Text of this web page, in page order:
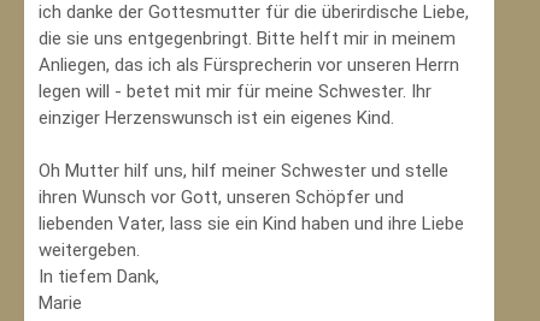
ich danke der Gottesmutter für die überirdische Liebe,
die sie uns entgegenbringt. Bitte helft mir in meinem
Anliegen, das ich als Fürsprecherin vor unseren Herrn
legen will - betet mit mir für meine Schwester. Ihr
einziger Herzenswunsch ist ein eigenes Kind.
Oh Mutter hilf uns, hilf meiner Schwester und stelle
ihren Wunsch vor Gott, unseren Schöpfer und
liebenden Vater, lass sie ein Kind haben und ihre Liebe
weitergeben.
In tiefem Dank,
Marie